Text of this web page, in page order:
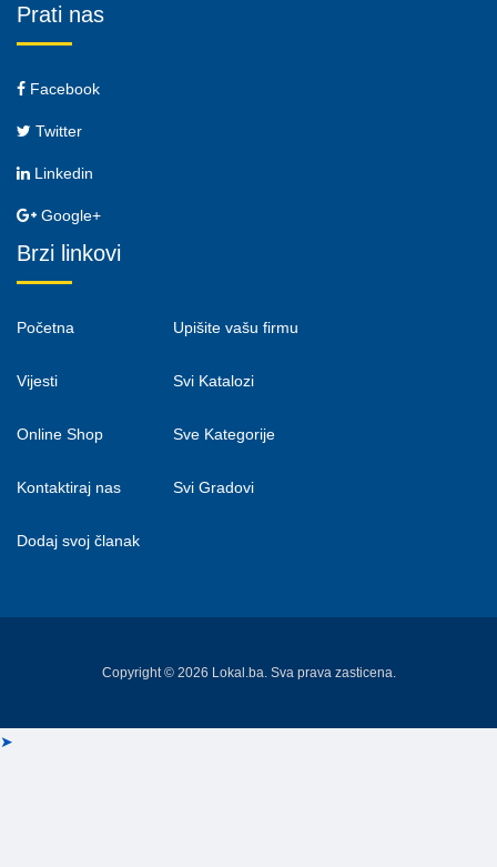
Prati nas
Facebook
Twitter
Linkedin
Google+
Brzi linkovi
Početna
Vijesti
Online Shop
Kontaktiraj nas
Dodaj svoj članak
Upišite vašu firmu
Svi Katalozi
Sve Kategorije
Svi Gradovi
Copyright © 2026 Lokal.ba. Sva prava zasticena.
➤